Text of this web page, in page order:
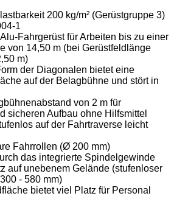
200 kg/m² (Gerüstgruppe 3)
1
Fahrgerüst für Arbeiten bis zu einer
von 14,50 m (bei Gerüstfeldlänge
m)
der Diagonalen bietet eine
auf der Belagbühne und stört in
von 2 m für
sicheren Aufbau ohne Hilfsmittel
auf der Fahrtraverse leicht
Fahrrollen (Ø 200 mm)
das integrierte Spindelgewinde
auf unebenem Gelände (stufenloser
- 580 mm)
bietet viel Platz für Personal